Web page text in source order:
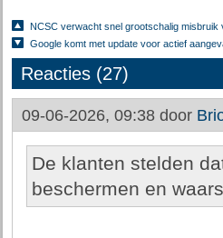
NCSC verwacht snel grootschalig misbruik
Google komt met update voor actief
Reacties (27)
09-06-2026, 09:38 door
De klanten stelden
beschermen en